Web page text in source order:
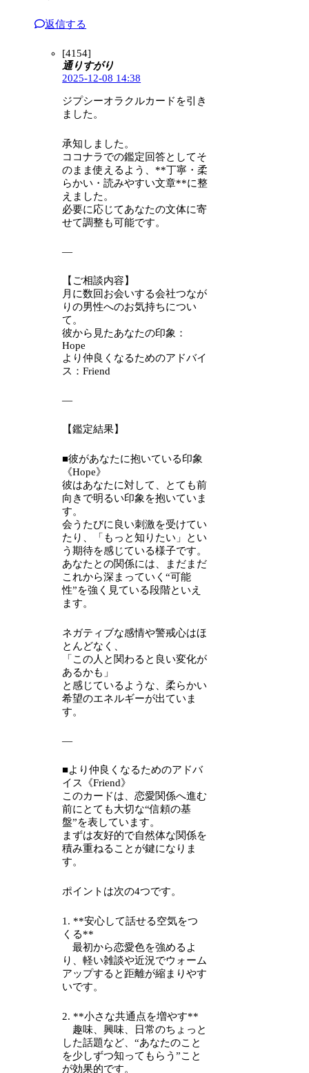
返信する
[4154]
通りすがり
2025-12-08 14:38
ジプシーオラクルカードを引き
ました。
承知しました。
ココナラでの鑑定回答としてそ
のまま使えるよう、**丁寧・柔
らかい・読みやすい文章**に整
えました。
必要に応じてあなたの文体に寄
せて調整も可能です。
—
【ご相談内容】
月に数回お会いする会社つなが
りの男性へのお気持ちについ
て。
彼から見たあなたの印象：
Hope
より仲良くなるためのアドバイ
ス：Friend
—
【鑑定結果】
■彼があなたに抱いている印象
《Hope》
彼はあなたに対して、とても前
向きで明るい印象を抱いていま
す。
会うたびに良い刺激を受けてい
たり、「もっと知りたい」とい
う期待を感じている様子です。
あなたとの関係には、まだまだ
これから深まっていく“可能
性”を強く見ている段階といえ
ます。
ネガティブな感情や警戒心はほ
とんどなく、
「この人と関わると良い変化が
あるかも」
と感じているような、柔らかい
希望のエネルギーが出ていま
す。
—
■より仲良くなるためのアドバ
イス《Friend》
このカードは、恋愛関係へ進む
前にとても大切な“信頼の基
盤”を表しています。
まずは友好的で自然体な関係を
積み重ねることが鍵になりま
す。
ポイントは次の4つです。
1. **安心して話せる空気をつ
くる**
最初から恋愛色を強めるよ
り、軽い雑談や近況でウォーム
アップすると距離が縮まりやす
いです。
2. **小さな共通点を増やす**
趣味、興味、日常のちょっと
した話題など、“あなたのこと
を少しずつ知ってもらう”こと
が効果的です。